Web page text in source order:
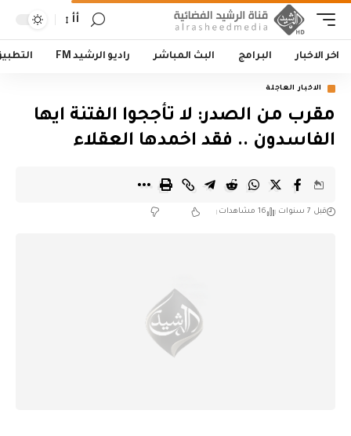
أأ
اخر الاخبار البرامج البث المباشر راديو الرشيد FM
الاخبار العاجلة
مقرب من الصدر: لا تأججوا الفتنة ايها
الفاسدون .. فقد اخمدها العقلاء
قبل 7 سنوات 16 مشاهدات